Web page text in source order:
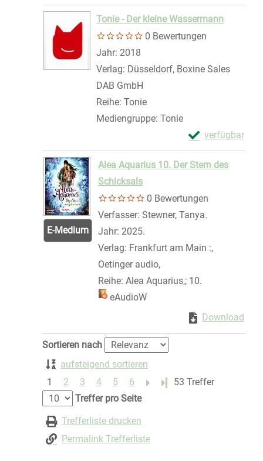
Zum Download
Tonie - Der kleine Wassermann
0 Bewertungen
Suche nach diesem Verfasser
Jahr: 2018
Verlag: Düsseldorf, Boxine Sales
DAB GmbH
Reihe: Tonie
Mediengruppe: Tonie
verfügbar
Exemplar-
Zum Download
E-Medium
Alea Aquarius 10. Der Stern des
Schicksals
0 Bewertungen
Verfasser: Stewner, Tanya.
Jahr: 2025.
Verlag: Frankfurt am Main :,
Oetinger audio,
Reihe: Alea Aquarius,; 10.
Mediengruppe:
eAudioW
Zum Download
Download
Zu den Suchfiltern springen
Sortieren nach
aufsteigend sortieren
1
2 3 4 5 6 Letzte Seite
53 Treffer
Treffer pro Seite
Trefferliste drucken
Permalink Trefferliste